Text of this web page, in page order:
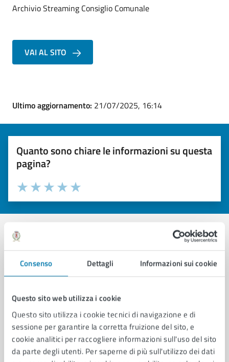
Consenso Dettagli Informazioni sui cookie
Questo sito web utilizza i cookie
Questo sito utilizza i cookie tecnici di navigazione e di
sessione per garantire la corretta fruizione del sito, e
cookie analitici per raccogliere informazioni sull'uso del sito
da parte degli utenti. Per saperne di più sull'utilizzo dei dati
Archivio Streaming Consiglio Comunale
VAI AL SITO
Ultimo aggiornamento: 21/07/2025, 16:14
Quanto sono chiare le informazioni su questa
pagina?
Valuta 5 stelle su 5
Valuta 4 stelle su 5
Valuta 3 stelle su 5
Valuta 2 stelle su 5
Valuta 1 stelle su 5
Contatta il comune
Leggi le domande frequenti
Richiedi assistenza
Prenota appuntamento
Problemi in città